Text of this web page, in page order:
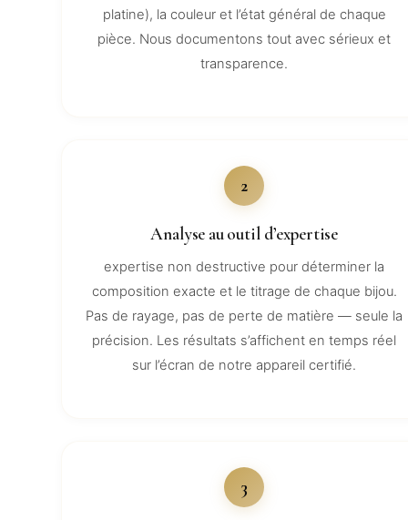
platine), la couleur et l’état général de chaque
pièce. Nous documentons tout avec sérieux et
transparence.
2
Analyse au outil d’expertise
expertise non destructive pour déterminer la
composition exacte et le titrage de chaque bijou.
Pas de rayage, pas de perte de matière — seule la
précision. Les résultats s’affichent en temps réel
sur l’écran de notre appareil certifié.
3